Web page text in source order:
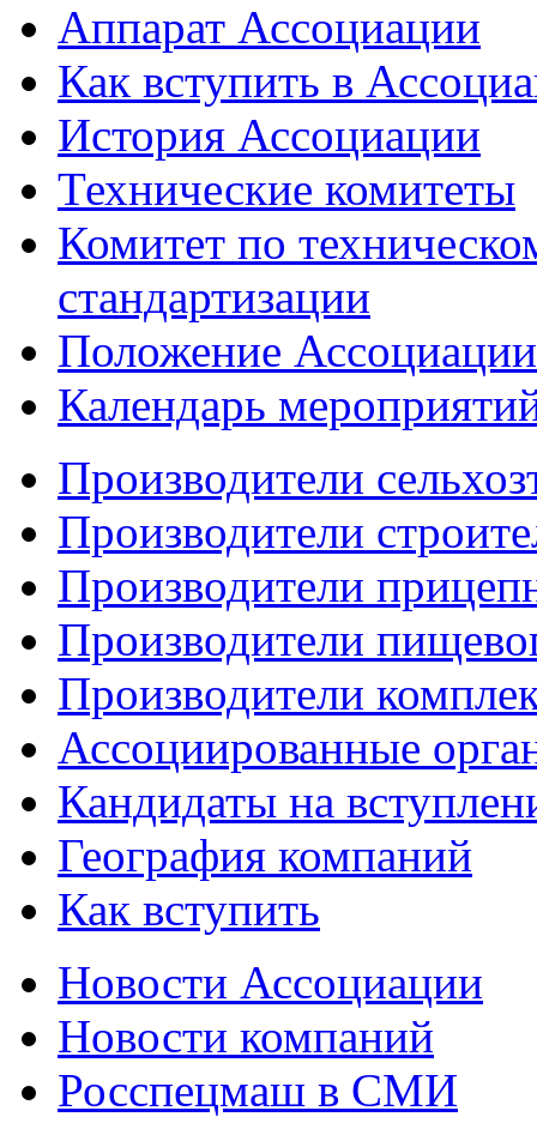
Аппарат Ассоциации
Как вступить в
История Ассоциации
Технические комитеты
Комитет по
стандартизации
Положение
Календарь
Производители
Производители
Производители
Производители
Производители
Ассоциированные
Кандидаты на
География компаний
Как вступить
Новости Ассоциации
Новости компаний
Росспецмаш в СМИ